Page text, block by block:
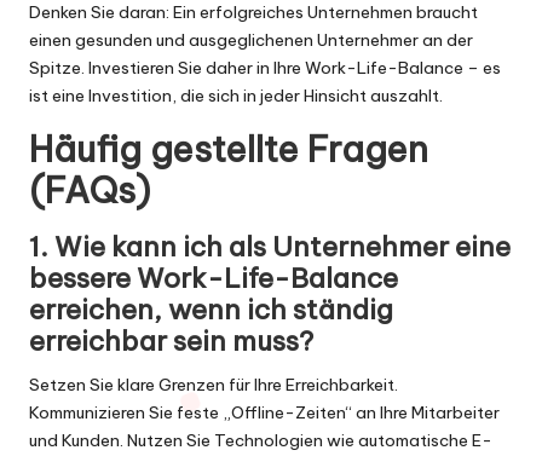
Denken Sie daran: Ein erfolgreiches Unternehmen braucht
einen gesunden und ausgeglichenen Unternehmer an der
Spitze. Investieren Sie daher in Ihre Work-Life-Balance – es
ist eine Investition, die sich in jeder Hinsicht auszahlt.
Häufig gestellte Fragen
(FAQs)
1. Wie kann ich als Unternehmer eine
bessere Work-Life-Balance
erreichen, wenn ich ständig
erreichbar sein muss?
Setzen Sie klare Grenzen für Ihre Erreichbarkeit.
Kommunizieren Sie feste „Offline-Zeiten“ an Ihre Mitarbeiter
und Kunden. Nutzen Sie Technologien wie automatische E-